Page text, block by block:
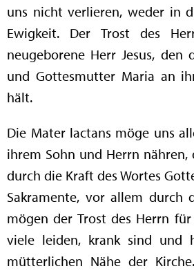
uns nicht verlieren, weder in
Ewigkeit. Der Trost des
neugeborene Herr Jesus, den
und Gottesmutter Maria an
hält.
Die Mater lactans möge uns
ihrem Sohn und Herrn
durch die Kraft des Wortes
Sakramente, vor allem durch
mögen der Trost des Herrn
viele leiden, krank sind und
mütterlichen Nähe der